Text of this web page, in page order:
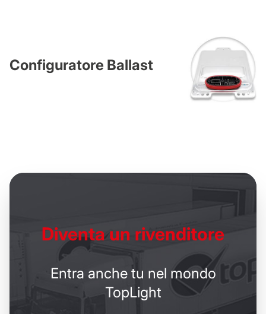
Configuratore Ballast
Diventa un rivenditore
Entra anche tu nel mondo
TopLight